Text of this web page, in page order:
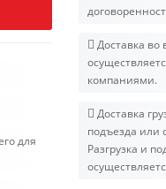
для
Доставка во
компаниями.
Доставка
подъезда или
Разгрузка и